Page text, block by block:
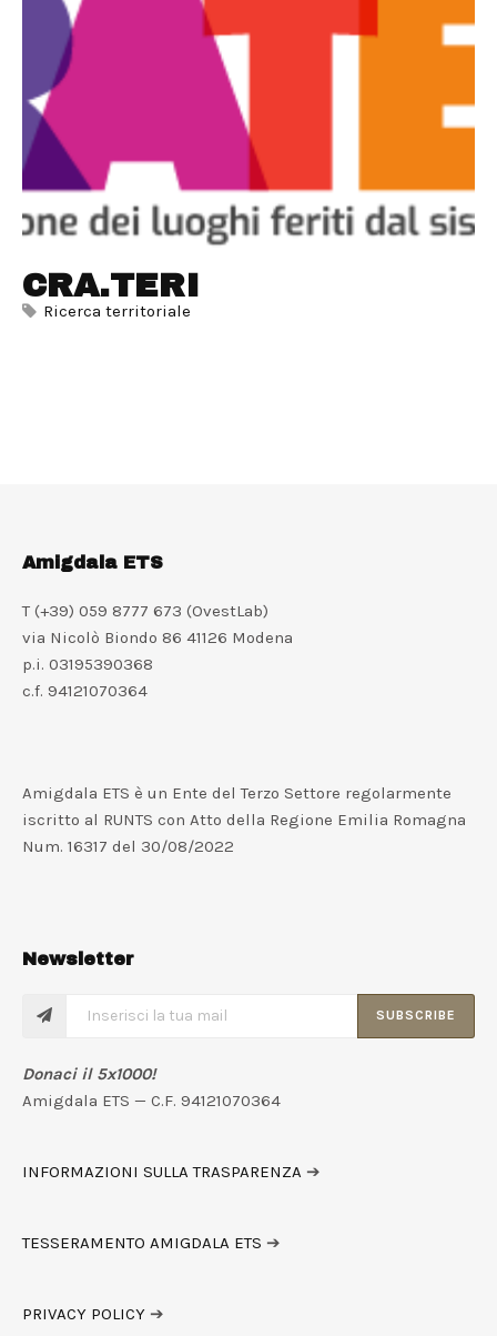
CRA.TERI
Ricerca territoriale
Amigdala ETS
T (+39) 059 8777 673 (OvestLab)
via Nicolò Biondo 86 41126 Modena
p.i. 03195390368
c.f. 94121070364
Amigdala ETS è un Ente del Terzo Settore regolarmente
iscritto al RUNTS con Atto della Regione Emilia Romagna
Num. 16317 del 30/08/2022
Newsletter
SUBSCRIBE
Donaci il 5x1000!
Amigdala ETS — C.F. 94121070364
INFORMAZIONI SULLA TRASPARENZA ➔
TESSERAMENTO AMIGDALA ETS ➔
PRIVACY POLICY ➔